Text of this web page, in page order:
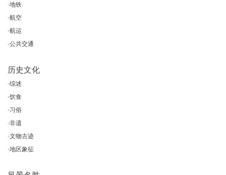
▪地铁
▪航空
▪航运
▪公共交通
历史文化
▪综述
▪饮食
▪习俗
▪非遗
▪文物古迹
▪地区象征